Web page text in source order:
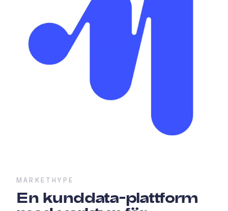
MARKETHYPE
En kunddata-plattform